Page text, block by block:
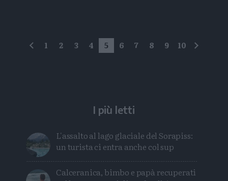
precedente
1 2 3 4 5 6 7 8 9 10
I più letti
L'assalto al lago glaciale del Sorapiss:
un turista ci entra anche col sup
Calceranica, bimbo e papà recuperati